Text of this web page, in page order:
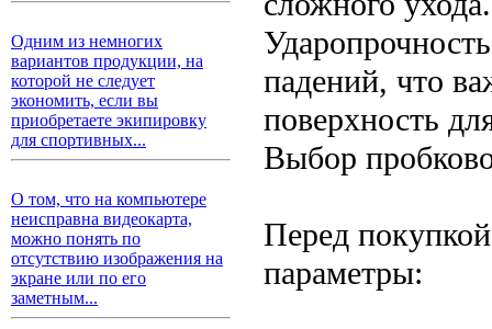
Одним из немногих
вариантов продукции, на
которой не следует
экономить, если вы
приобретаете экипировку
для спортивных...
О том, что на компьютере
неисправна видеокарта,
можно понять по
отсутствию изображения на
экране или по его
заметным...
падений, что
поверхность
Выбор
Перед
параметры: